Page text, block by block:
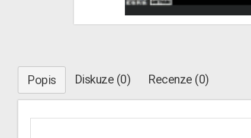
Popis Diskuze (0) Recenze (0)